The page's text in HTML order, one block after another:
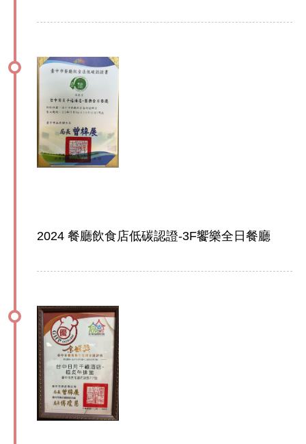
2024 餐廳飲食店低碳認證-3F饗樂全日餐廳